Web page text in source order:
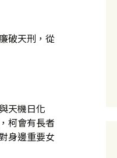
破天刑，從
天機日化
柯會有長者
身邊重要女